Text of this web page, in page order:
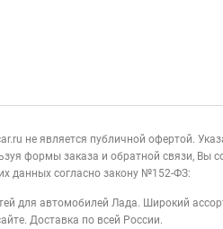
не является публичной офертой.
формы заказа и обратной связи, Вы
данных согласно закону №152-ФЗ:
для автомобилей Лада. Широкий
Доставка по всей России.